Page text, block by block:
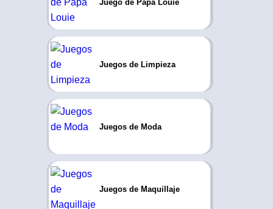
Juego de Papa Louie
Juegos de Limpieza
Juegos de Moda
Juegos de Maquillaje